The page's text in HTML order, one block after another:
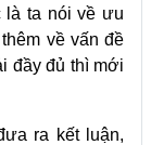
là ta nói về ưu
về vấn đề
đầy đủ thì mới
ra kết luận,